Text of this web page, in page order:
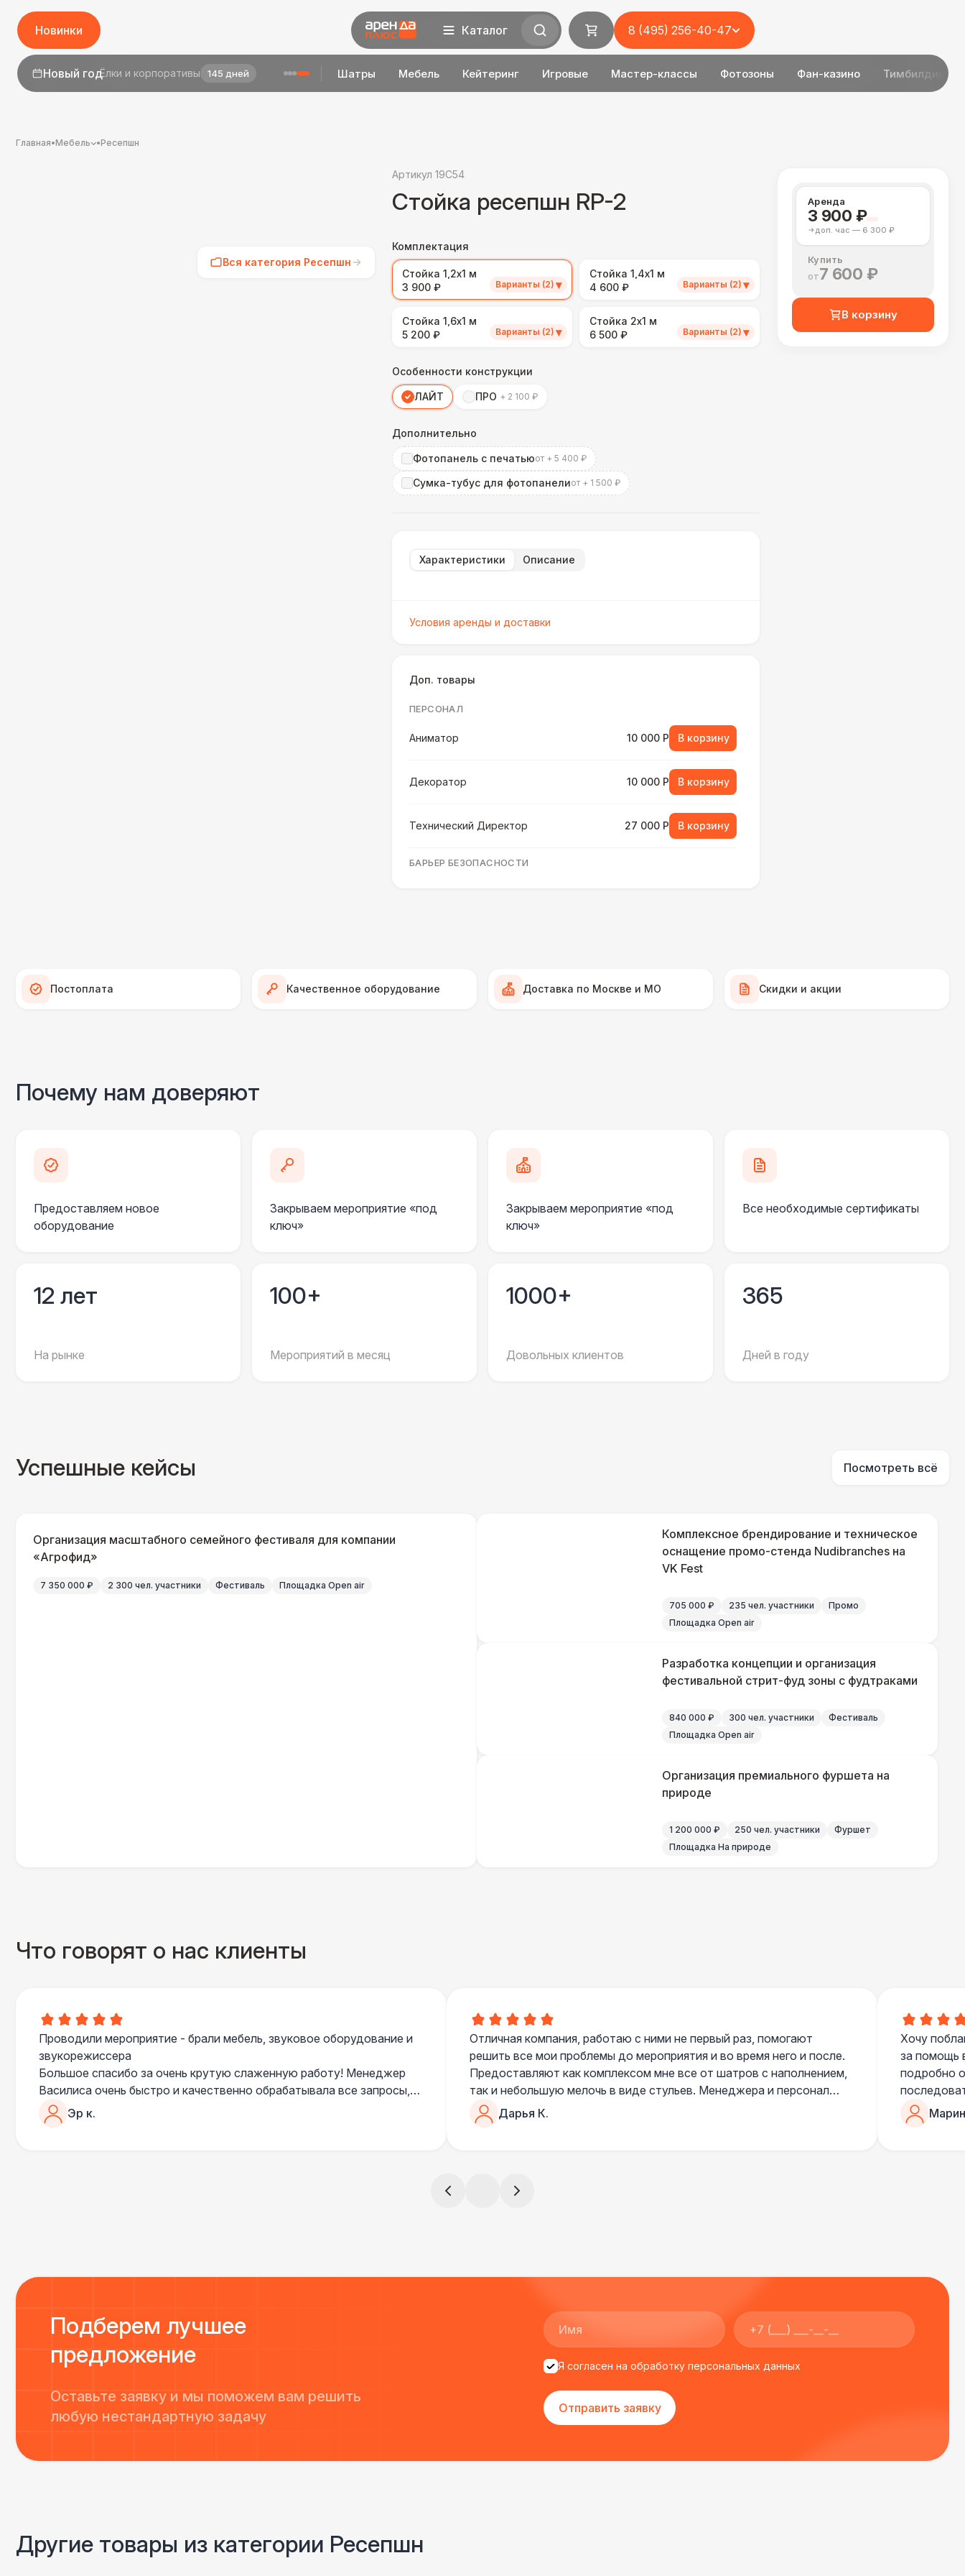
Новинки
1 сентябряДень знаний 23 дня Шатры Мебель Кейтеринг Игровые Мастер-классы Фотозоны Фан-казино Тимбилдинг
Каталог 8 (495) 256-40-47
Главная•Мебель •Ресепшн
Вся категория Ресепшн
Артикул 19C54
Стойка ресепшн RP-2
Комплектация
Стойка 1,2х1 м
3 900 ₽
Варианты (2) ▾
Стойка 1,4х1 м
4 600 ₽
Варианты (2) ▾
Стойка 1,6х1 м
5 200 ₽
Варианты (2) ▾
Стойка 2х1 м
6 500 ₽
Варианты (2) ▾
Особенности конструкции
ЛАЙТ ПРО + 2 100 ₽
Дополнительно
Фотопанель с печатьюот + 5 400 ₽
Сумка-тубус для фотопанелиот + 1 500 ₽
Характеристики Описание
Условия аренды и доставки
Доп. товары
ПЕРСОНАЛ
Аниматор 10 000 Р В корзину
Декоратор 10 000 Р В корзину
Технический Директор 27 000 Р В корзину
БАРЬЕР БЕЗОПАСНОСТИ
Стилизованный (2 х 1 х 0,6)
Столбики ограждения (1м)
Аренда
3 900 ₽
доп. час — 6 300 ₽
Купить
от7 600 ₽
В корзину
Постоплата Качественное оборудование Доставка по Москве и МО Скидки и акции
Почему нам доверяют
Предоставляем новое
оборудование
Закрываем мероприятие «под
ключ»
Закрываем мероприятие «под
ключ»
Все необходимые сертификаты
12 лет
На рынке
100+
Мероприятий в месяц
1000+
Довольных клиентов
365
Дней в году
Успешные кейсы Посмотреть всё
Организация масштабного семейного фестиваля для компании
«Агрофид»
7 350 000 ₽ 2 300 чел. участники Фестиваль Площадка Open air
Комплексное брендирование и техническое
оснащение промо-стенда Nudibranches на
VK Fest
705 000 ₽ 235 чел. участники
Промо
Площадка Open air
Разработка концепции и организация
фестивальной стрит-фуд зоны с фудтраками
840 000 ₽ 300 чел. участники
Фестиваль
Площадка Open air
Организация премиального фуршета на
природе
1 200 000 ₽ 250 чел. участники
Фуршет
Площадка На природе
Что говорят о нас клиенты
Проводили мероприятие - брали мебель, звуковое оборудование и
звукорежиссера
Большое спасибо за очень крутую слаженную работу! Менеджер
Василиса очень быстро и качественно обрабатывала все запросы,
пошла навстречу во многих моментах
Отдельное спасибо звукорежиссеру Александру, все тревоги
Эр к.
Отличная компания, работаю с ними не первый раз, помогают
решить все мои проблемы до мероприятия и во время него и после.
Предоставляют как комплексом мне все от шатров с наполнением,
так и небольшую мелочь в виде стульев. Менеджера и персонал
очень понимающий, честный всегда подскажут что лучше взять и
чем дополнить праздник. Очень люблю работать именно с ними,
Дарья К.
Хочу
за помощь
подробно
Романом,
«Рука с
Подберем лучшее
предложение
Оставьте заявку и мы поможем вам решить
любую нестандартную задачу
Я согласен на обработку персональных данных
Отправить заявку
Другие товары из категории Ресепшн